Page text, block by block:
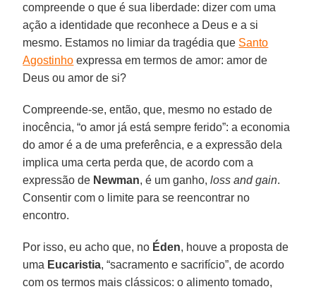
compreende o que é sua liberdade: dizer com uma
ação a identidade que reconhece a Deus e a si
mesmo. Estamos no limiar da tragédia que Santo
Agostinho expressa em termos de amor: amor de
Deus ou amor de si?
Compreende-se, então, que, mesmo no estado de
inocência, “o amor já está sempre ferido”: a economia
do amor é a de uma preferência, e a expressão dela
implica uma certa perda que, de acordo com a
expressão de Newman, é um ganho,loss and gain.
Consentir com o limite para se reencontrar no
encontro.
Por isso, eu acho que, no Éden, houve a proposta de
uma Eucaristia, “sacramento e sacrifício”, de acordo
com os termos mais clássicos: o alimento tomado,